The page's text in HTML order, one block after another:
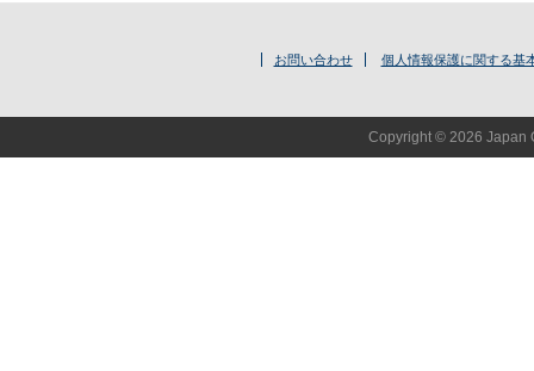
お問い合わせ 個人情報保護に関する基
Copyright © 2026 Japan